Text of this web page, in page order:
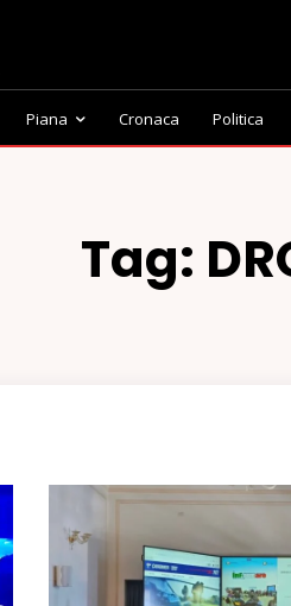
Piana Cronaca Politica
Tag: